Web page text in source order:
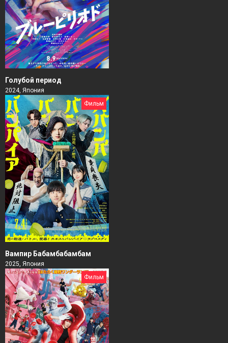
Голубой период
2024, Япония
Фильм
Вампир Бабамбабамбам
2025, Япония
Фильм